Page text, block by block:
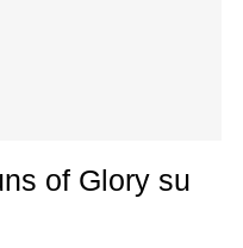
of Glory su